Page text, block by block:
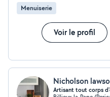
Menuiserie
Voir le profil
Nicholson
Artisant tout corps